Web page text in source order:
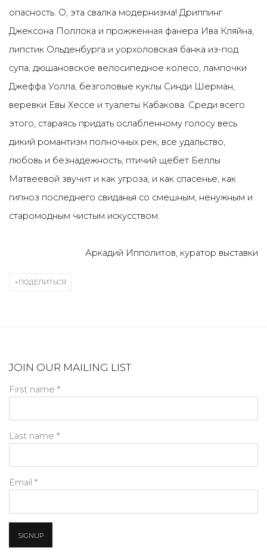
опасность. О, эта свалка модернизма! Дриппинг
Джексона Поллока и прожженная фанера Ива Кляйна,
липстик Ольденбурга и уорхоловская банка из-под
супа, дюшановское велосипедное колесо, лампочки
Джеффа Уолла, безголовые куклы Синди Шерман,
веревки Евы Хессе и туалеты Кабакова. Среди всего
этого, стараясь придать ослабленному голосу весь
дикий романтизм полночных рек, все удальство,
любовь и безнадежность, птичий щебет Беллы
Матвеевой звучит и как угроза, и как спасенье, как
гипноз последнего свиданья со смешным, ненужным и
старомодным чистым искусством.
Аркадий Ипполитов, куратор выставки
ПОДЕЛИТЬСЯ
JOIN OUR MAILING LIST
First name *
Last name *
Email *
SIGNUP